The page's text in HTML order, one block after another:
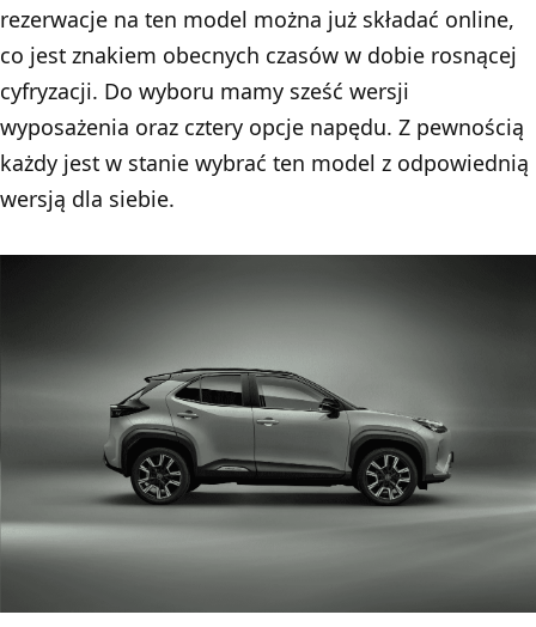
rezerwacje na ten model można już składać online,
co jest znakiem obecnych czasów w dobie rosnącej
cyfryzacji. Do wyboru mamy sześć wersji
wyposażenia oraz cztery opcje napędu. Z pewnością
każdy jest w stanie wybrać ten model z odpowiednią
wersją dla siebie.